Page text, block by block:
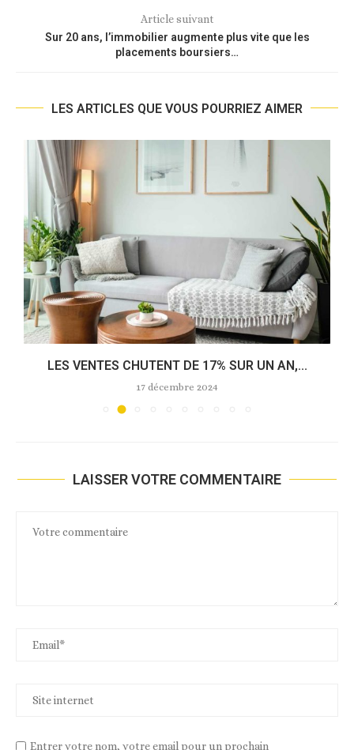
Article suivant
Sur 20 ans, l’immobilier augmente plus vite que les
placements boursiers…
LES ARTICLES QUE VOUS POURRIEZ AIMER
LES VENTES CHUTENT DE 17% SUR UN AN,...
17 décembre 2024
LAISSER VOTRE COMMENTAIRE
Entrer votre nom, votre email pour un prochain